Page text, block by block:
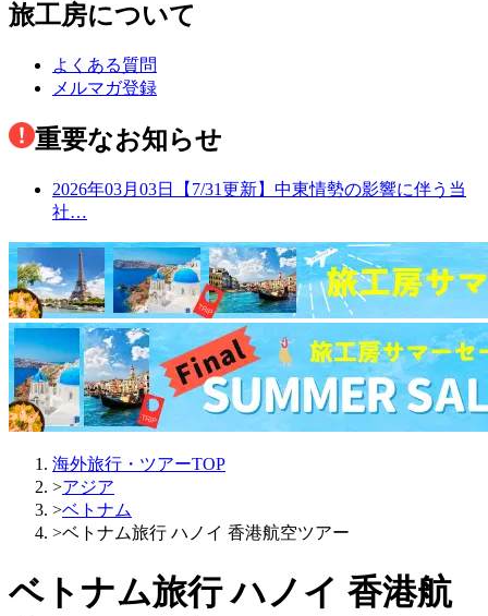
旅工房について
よくある質問
メルマガ登録
重要なお知らせ
2026年03月03日
【7/31更新】中東情勢の影響に伴う当
社…
海外旅行・ツアーTOP
>アジア
>ベトナム
>ベトナム旅行 ハノイ 香港航空ツアー
ベトナム旅行 ハノイ 香港航